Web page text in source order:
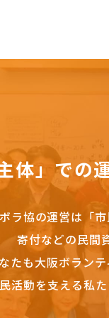
体」での
ボラ協の運営は「市
寄付などの民間
たも大阪ボラン
活動を支える私